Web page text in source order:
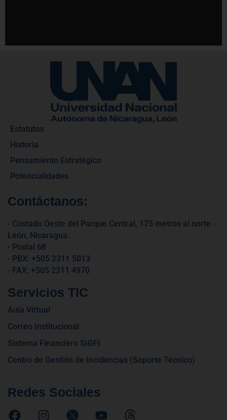
Estatutos
Historia
Pensamiento Estratégico
Potencialidades
Contáctanos:
- Costado Oeste del Parque Central, 175 metros al norte -
León, Nicaragua.
- Postal 68
- PBX: +505 2311 5013
- FAX: +505 2311 4970
Servicios TIC
Aula Virtual
Correo Institucional
Sistema Financiero SIGFI
Centro de Gestión de Incidencias (Soporte Técnico)
Redes Sociales